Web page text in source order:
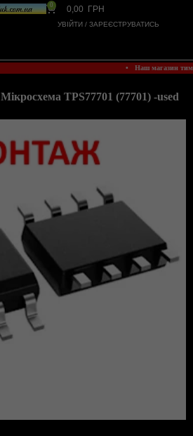
0 0,00 ГРН
УВІЙТИ / ЗАРЕЄСТРУВАТИСЬ
• Наш магазин
Мікросхема TPS77701 (77701) -used